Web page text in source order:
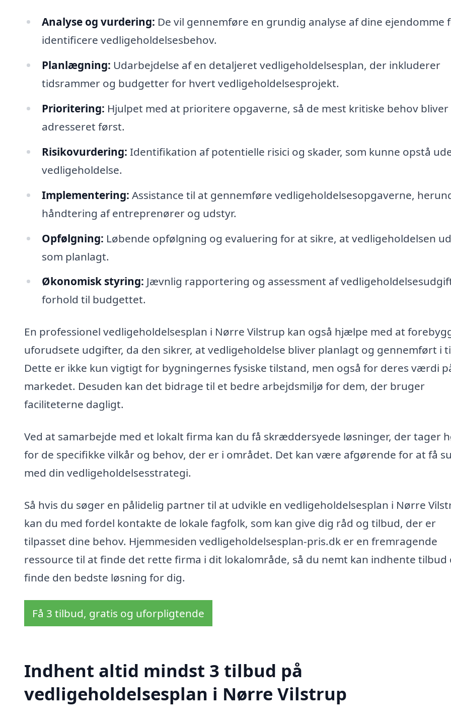
Analyse og vurdering: De vil gennemføre en grundig analyse af dine ejendomme
identificere vedligeholdelsesbehov.
Planlægning: Udarbejdelse af en detaljeret vedligeholdelsesplan, der inkluderer
tidsrammer og budgetter for hvert vedligeholdelsesprojekt.
Prioritering: Hjulpet med at prioritere opgaverne, så de mest kritiske behov bliver
adresseret først.
Risikovurdering: Identifikation af potentielle risici og skader, som kunne opstå
vedligeholdelse.
Implementering: Assistance til at gennemføre vedligeholdelsesopgaverne,
håndtering af entreprenører og udstyr.
Opfølgning: Løbende opfølgning og evaluering for at sikre, at vedligeholdelsen
som planlagt.
Økonomisk styring: Jævnlig rapportering og assessment af
forhold til budgettet.
En professionel vedligeholdelsesplan i Nørre Vilstrup kan også hjælpe med at
uforudsete udgifter, da den sikrer, at vedligeholdelse bliver planlagt og gennemført i
Dette er ikke kun vigtigt for bygningernes fysiske tilstand, men også for deres værdi
markedet. Desuden kan det bidrage til et bedre arbejdsmiljø for dem, der bruger
faciliteterne dagligt.
Ved at samarbejde med et lokalt firma kan du få skræddersyede løsninger, der tager
for de specifikke vilkår og behov, der er i området. Det kan være afgørende for at få
med din vedligeholdelsesstrategi.
Så hvis du søger en pålidelig partner til at udvikle en vedligeholdelsesplan i Nørre
kan du med fordel kontakte de lokale fagfolk, som kan give dig råd og tilbud, der er
tilpasset dine behov. Hjemmesiden vedligeholdelsesplan-pris.dk er en fremragende
ressource til at finde det rette firma i dit lokalområde, så du nemt kan indhente tilbud
finde den bedste løsning for dig.
Få 3 tilbud, gratis og uforpligtende
Indhent altid mindst 3 tilbud på
vedligeholdelsesplan i Nørre Vilstrup